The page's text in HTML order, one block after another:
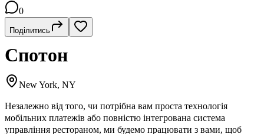
0
Поділитись
Спотон
New York, NY
Незалежно від того, чи потрібна вам проста технологія
мобільних платежів або повністю інтегрована система
управління рестораном, ми будемо працювати з вами, щоб